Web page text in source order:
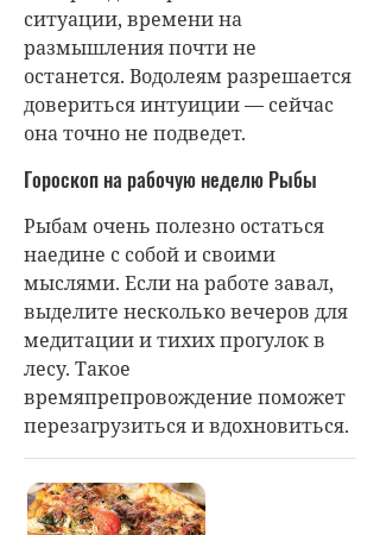
ситуации, времени на
размышления почти не
останется. Водолеям разрешается
довериться интуиции — сейчас
она точно не подведет.
Гороскоп на рабочую неделю Рыбы
Рыбам очень полезно остаться
наедине с собой и своими
мыслями. Если на работе завал,
выделите несколько вечеров для
медитации и тихих прогулок в
лесу. Такое
времяпрепровождение поможет
перезагрузиться и вдохновиться.